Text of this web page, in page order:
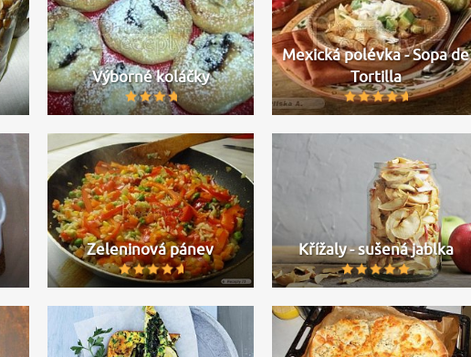
Výborné koláčky
Mexická polévka - Sopa de
Tortilla
Zeleninová pánev Křížaly - sušená jablka